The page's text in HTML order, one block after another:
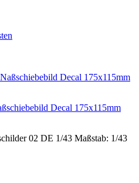
Decal 175x115mm
02 DE 1/43 Maßstab: 1/43